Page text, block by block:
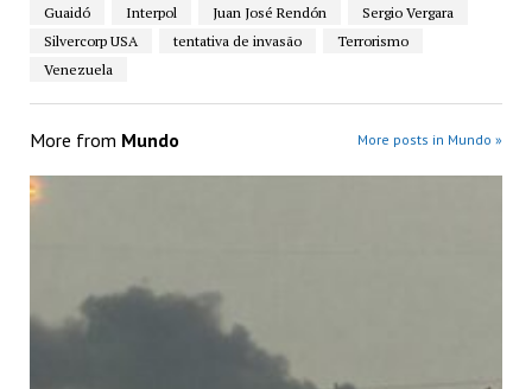
Guaidó Interpol Juan José Rendón
Sergio Vergara
Silvercorp USA
tentativa de invasão
Terrorismo
Venezuela
More from Mundo More posts in Mundo »